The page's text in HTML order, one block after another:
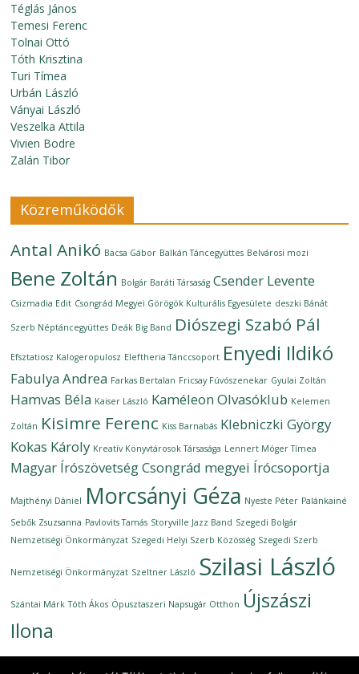
Téglás János
Temesi Ferenc
Tolnai Ottó
Tóth Krisztina
Turi Tímea
Urbán László
Ványai László
Veszelka Attila
Vivien Bodre
Zalán Tibor
Közreműködők
Antal Anikó Bacsa Gábor Balkán Táncegyüttes Belvárosi mozi
Bene Zoltán Bolgár Baráti Társaság Csender Levente
Csizmadia Edit Csongrád Megyei Görögök Kulturális Egyesülete deszki Bánát
Szerb Néptáncegyüttes Deák Big Band Diószegi Szabó Pál
Efsztatiosz Kalogeropulosz Eleftheria Tánccsoport Enyedi Ildikó
Fabulya Andrea Farkas Bertalan Fricsay Fúvószenekar Gyulai Zoltán
Hamvas Béla Kaiser László Kaméleon Olvasóklub Kelemen
Zoltán Kisimre Ferenc Kiss Barnabás Klebniczki György
Kokas Károly Kreatív Könyvtárosok Társasága Lennert Móger Tímea
Magyar Írószövetség Csongrád megyei Írócsoportja
Majthényi Dániel Morcsányi Géza Nyeste Péter Palánkainé
Sebők Zsuzsanna Pavlovits Tamás Storyville Jazz Band Szegedi Bolgár
Nemzetiségi Önkormányzat Szegedi Helyi Szerb Közösség Szegedi Szerb
Nemzetiségi Önkormányzat Szeltner László Szilasi László
Szántai Márk Tóth Ákos Ópusztaszeri Napsugár Otthon Újszászi
Ilona